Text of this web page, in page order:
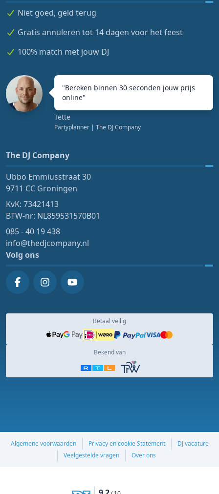
Niet goed, geld terug
Gratis annuleren tot 14 dagen voor het feest
100% match met jouw DJ
"Bereken binnen 30 seconden jouw prijs
online"
Tette
Partyplanner | The DJ Company
The DJ Company
Ubbo Emmiusstraat 30
9711 CC Groningen
KvK: 73421413
BTW-nr: NL859531570B01
085 - 40 19 438
info@thedjcompany.nl
Volg ons
Betaal veilig
Bekend van
Algemene voorwaarden Privacy en cookie Statement
DJ vacature
Veelgestelde vragen
Over ons